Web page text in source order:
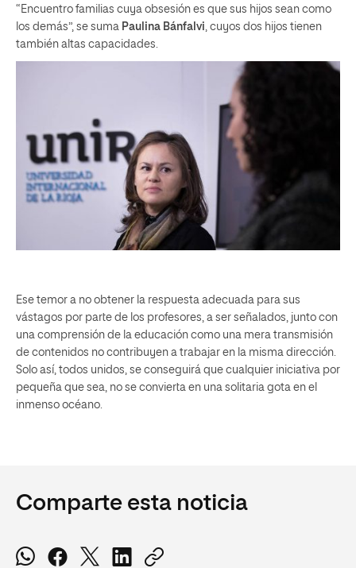
“Encuentro familias cuya obsesión es que sus hijos sean como
los demás”, se suma Paulina Bánfalvi , cuyos dos hijos tienen
también altas capacidades.
Ese temor a no obtener la respuesta adecuada para sus
vástagos por parte de los profesores, a ser señalados, junto con
una comprensión de la educación como una mera transmisión
de contenidos no contribuyen a trabajar en la misma dirección.
Solo así, todos unidos, se conseguirá que cualquier iniciativa por
pequeña que sea, no se convierta en una solitaria gota en el
inmenso océano.
Comparte esta noticia